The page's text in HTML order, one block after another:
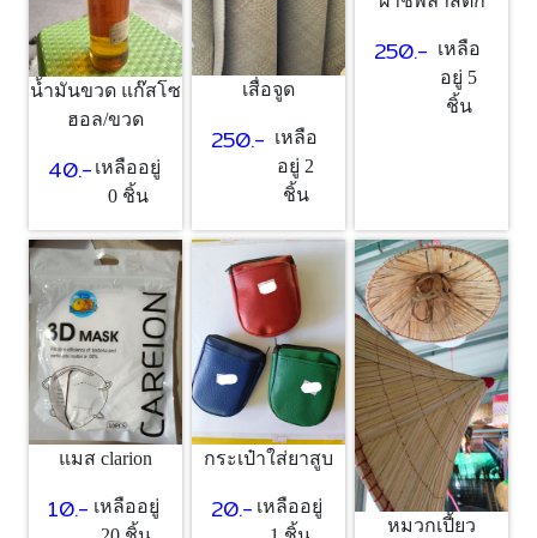
น้ำมันขวด แก๊สโซ
ฮอล/ขวด
40.- เหลืออยู่
0 ชิ้น
เสื่อจูด
250.- เหลือ
อยู่ 2
ชิ้น
250.- เหลือ
อยู่ 5
ชิ้น
แมส clarion
10.- เหลืออยู่
กระเป๋าใส่ยาสูบ
20.- เหลืออยู่
หมวกเปี้ยว